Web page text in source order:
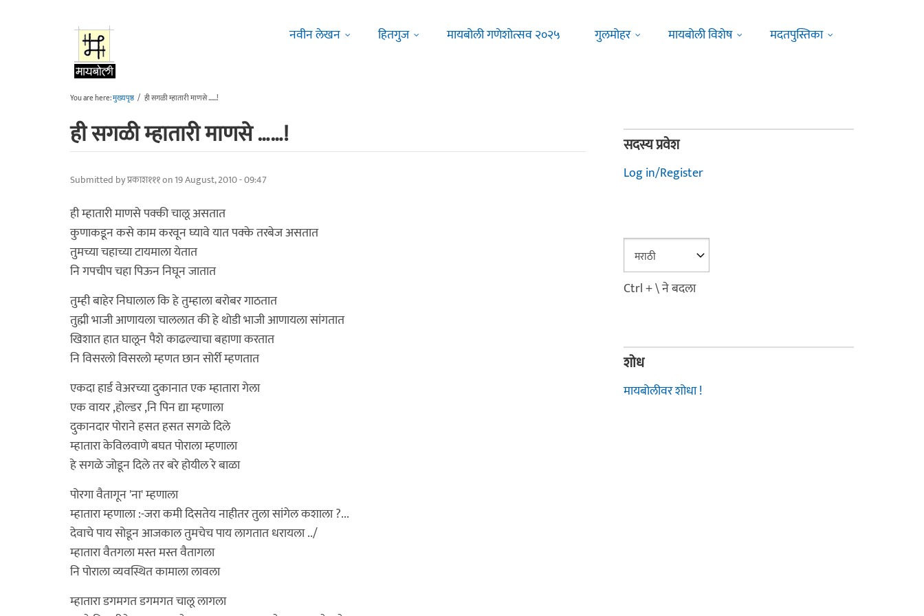
नवीन लेखन
हितगुज मायबोली गणेशोत्सव २०२५ गुलमोहर मायबोली विशेष मदतपुस्तिका
You are here:मुख्यपृष्ठ / ही सगळी म्हातारी माणसे ……!
ही सगळी म्हातारी माणसे ……!
Submitted byप्रकाश१११on 19 August, 2010 - 09:47
ही म्हातारी माणसे पक्की चालू असतात
कुणाकडून कसे काम करवून घ्यावे यात पक्के तरबेज असतात
तुमच्या चहाच्या टायमाला येतात
नि गपचीप चहा पिऊन निघून जातात
तुम्ही बाहेर निघालाल कि हे तुम्हाला बरोबर गाठतात
तुह्मी भाजी आणायला चाललात की हे थोडी भाजी आणायला सांगतात
खिशात हात घालून पैशे काढल्याचा बहाणा करतात
नि विसरलो विसरलो म्हणत छान सोर्री म्हणतात
एकदा हार्ड वेअरच्या दुकानात एक म्हातारा गेला
एक वायर ,होल्डर ,नि पिन द्या म्हणाला
दुकानदार पोराने हसत हसत सगळे दिले
म्हातारा केविलवाणे बघत पोराला म्हणाला
हे सगळे जोडून दिले तर बरे होयील रे बाळा
पोरगा वैतागून 'ना' म्हणाला
म्हातारा म्हणाला :-जरा कमी दिसतेय नाहीतर तुला सांगेल कशाला ?...
देवाचे पाय सोडून आजकाल तुमचेच पाय लागतात धरायला ../
म्हातारा वैतगला मस्त मस्त वैतागला
नि पोराला व्यवस्थित कामाला लावला
म्हातारा डगमगत डगमगत चालू लागला
सदस्य प्रवेश
Log in/Register
Ctrl + \ ने बदला
शोध
मायबोलीवर शोधा !